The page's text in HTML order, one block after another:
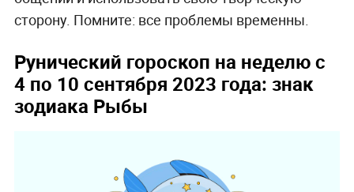
сторону. Помните: все проблемы временны.
Рунический гороскоп на неделю с
4 по 10 сентября 2023 года: знак
зодиака Рыбы